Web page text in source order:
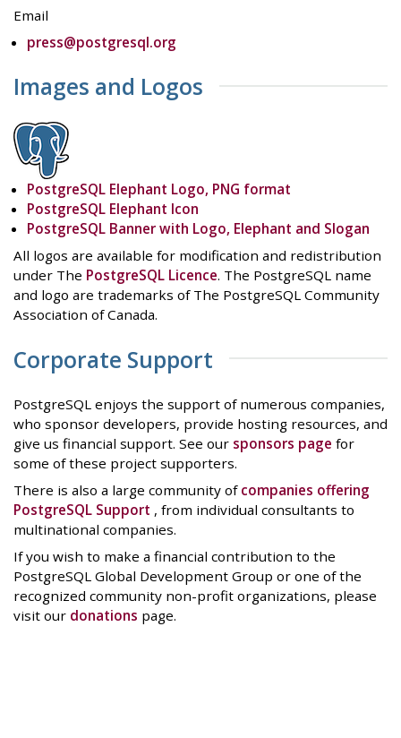
Email
press@postgresql.org
Images and Logos
PostgreSQL Elephant Logo, PNG format
PostgreSQL Elephant Icon
PostgreSQL Banner with Logo, Elephant and Slogan
All logos are available for modification and redistribution
under The PostgreSQL Licence. The PostgreSQL name
and logo are trademarks of The PostgreSQL Community
Association of Canada.
Corporate Support
PostgreSQL enjoys the support of numerous companies,
who sponsor developers, provide hosting resources, and
give us financial support. See our sponsors page for
some of these project supporters.
There is also a large community of companies offering
PostgreSQL Support , from individual consultants to
multinational companies.
If you wish to make a financial contribution to the
PostgreSQL Global Development Group or one of the
recognized community non-profit organizations, please
visit our donations page.